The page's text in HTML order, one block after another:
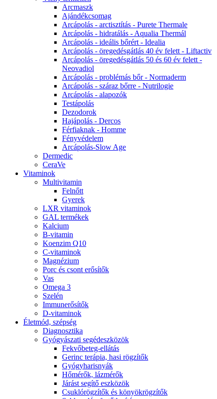
Arcmaszk
Ajándékcsomag
Arcápolás - arctisztítás - Purete Thermale
Arcápolás - hidratálás - Aqualia Thermál
Arcápolás - ideális bőrért - Idealia
Arcápolás - öregedésgátlás 40 év felett - Liftactiv
Arcápolás - öregedésgátlás 50 és 60 év felett -
Neovadiol
Arcápolás - problémás bőr - Normaderm
Arcápolás - száraz bőrre - Nutrilogie
Arcápolás - alapozók
Testápolás
Dezodorok
Hajápolás - Dercos
Férfiaknak - Homme
Fényvédelem
Arcápolás-Slow Age
Dermedic
CeraVe
Vitaminok
Multivitamin
Felnőtt
Gyerek
LXR vitaminok
GAL termékek
Kalcium
B-vitamin
Koenzim Q10
C-vitaminok
Magnézium
Porc és csont erősítők
Vas
Omega 3
Szelén
Immunerősítők
D-vitaminok
Életmód, szépség
Diagnosztika
Gyógyászati segédeszközök
Fekvőbeteg-ellátás
Gerinc terápia, hasi rögzítők
Gyógyharisnyák
Hőmérők, lázmérők
Járást segítő eszközök
Csuklórögzítők és könyökrögzítők